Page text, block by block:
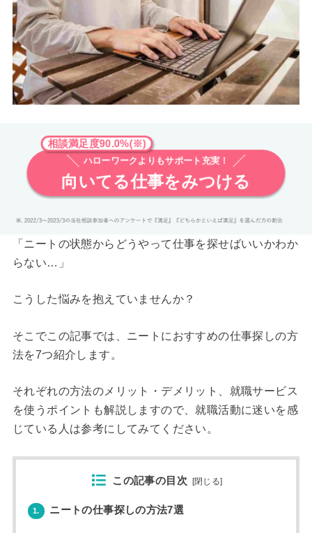
相談満足度90.0%(※)
ハローワークよりもサポート充実！
向いてる仕事をみつける
「ニートの状態からどうやって仕事を探せばいいかわか
らない…」
こうした悩みを抱えていませんか？
そこでこの記事では、ニートにおすすめの仕事探しの方
法を7つ紹介します。
それぞれの方法のメリット・デメリット、就職サービス
を使うポイントも解説しますので、就職活動に迷いを感
じている人は参考にしてみてください。
この記事の目次 [閉じる]
1. ニートの仕事探しの方法7選